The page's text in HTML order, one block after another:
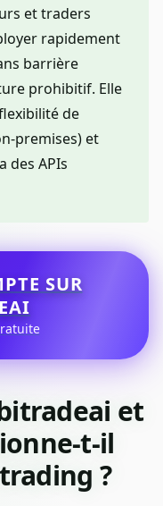
et traders
rapidement
barrière
prohibitif. Elle
de
premises) et
des APIs
SUR
et
t-il
?